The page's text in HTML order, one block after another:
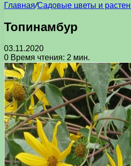
Главная/Садовые цветы и
Топинамбур
03.11.2020
0 Время чтения: 2 мин.